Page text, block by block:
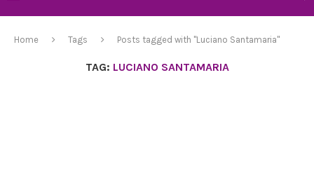
Home Tags Posts tagged with "Luciano Santamaria"
TAG: LUCIANO SANTAMARIA